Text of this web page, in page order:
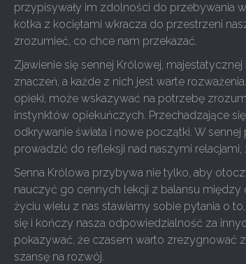
przypisywały im zdolności do przebywania
kotka z kociętami wkracza do przestrzeni
zrozumieć, co chce nam przekazać.
Zjawienie się sennej Królowej,
znaczeń, a każde z nich jest warte
opieki, może wskazywać na potrzebę
instynktów opiekuńczych. Przechadzające
odkrywanie świata i nowe początki. W
prowadzić do refleksji nad naszymi
Senna Królowa przybywa nie tylko, aby
nauczyć go cennych lekcji z balansu
życiu wielu z nas stawiamy sobie pytania o
się i kończy nasza odpowiedzialność za
pokazywać, że czasem warto zrezygnować
szansę na rozwój.